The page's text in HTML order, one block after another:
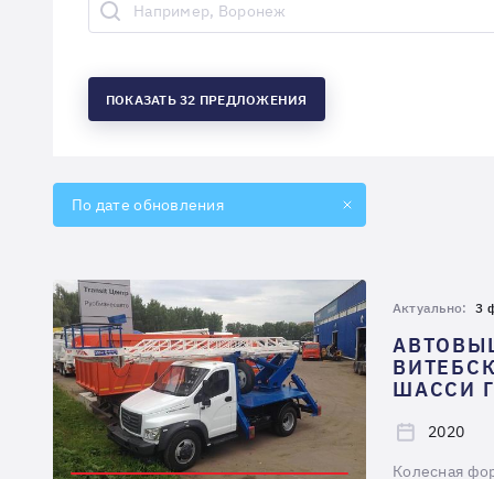
ПОКАЗАТЬ 32 ПРЕДЛОЖЕНИЯ
По дате обновления
Актуально: 3
ШАССИ
2020
Колесная